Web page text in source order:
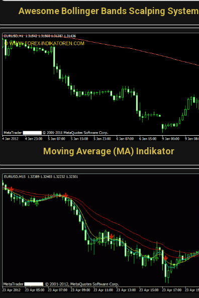
Awesome Bollinger Bands Scalping System
Moving Average (MA) Indikator